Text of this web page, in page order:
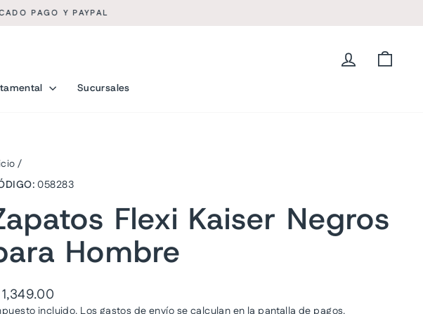
PAGO Y PAYPAL
Ingresar
Sucursales
/
058283
Flexi Kaiser Negros
Hombre